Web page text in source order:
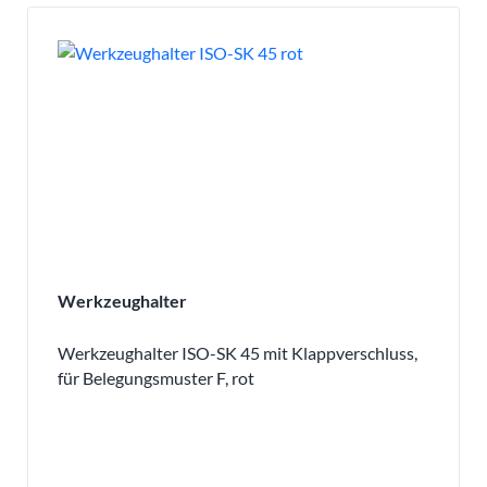
Werkzeughalter
Werkzeughalter ISO-SK 45 mit Klappverschluss,
für Belegungsmuster F, rot